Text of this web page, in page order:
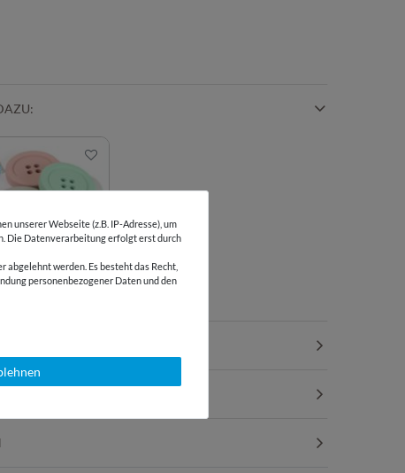
unserer Webseite (z.B. IP-Adresse), um
Die Datenverarbeitung erfolgt erst durch
werden. Es besteht das Recht,
personenbezogener Daten und den